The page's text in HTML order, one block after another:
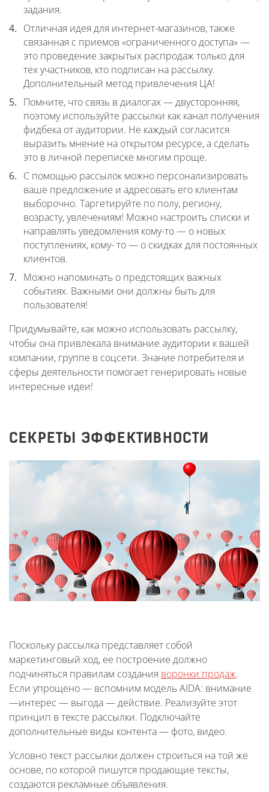
задания.
Отличная идея для интернет-магазинов, также
связанная с приемов «ограниченного доступа» —
это проведение закрытых распродаж только для
тех участников, кто подписан на рассылку.
Дополнительный метод привлечения ЦА!
Помните, что связь в диалогах — двусторонняя,
поэтому используйте рассылки как канал получения
фидбека от аудитории. Не каждый согласится
выразить мнение на открытом ресурсе, а сделать
это в личной переписке многим проще.
С помощью рассылок можно персонализировать
ваше предложение и адресовать его клиентам
выборочно. Таргетируйте по полу, региону,
возрасту, увлечениям! Можно настроить списки и
направлять уведомления кому-то — о новых
поступлениях, кому- то — о скидках для постоянных
клиентов.
Можно напоминать о предстоящих важных
событиях. Важными они должны быть для
пользователя!
Придумывайте, как можно использовать рассылку,
чтобы она привлекала внимание аудитории к вашей
компании, группе в соцсети. Знание потребителя и
сферы деятельности помогает генерировать новые
интересные идеи!
СЕКРЕТЫ ЭФФЕКТИВНОСТИ
Поскольку рассылка представляет собой
маркетинговый ход, ее построение должно
подчиняться правилам создания воронки продаж.
Если упрощено — вспомним модель AIDA: внимание
—интерес — выгода — действие. Реализуйте этот
принцип в тексте рассылки. Подключайте
дополнительные виды контента — фото, видео.
Условно текст рассылки должен строиться на той же
основе, по которой пишутся продающие тексты,
создаются рекламные объявления.